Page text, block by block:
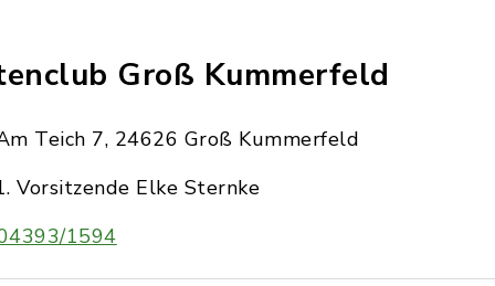
Groß Kummerfeld
Teich 7, 24626 Groß Kummerfeld
Vorsitzende Elke Sternke
1594